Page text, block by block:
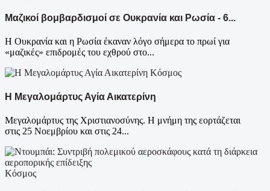
Μαζικοί βομβαρδισμοί σε Ουκρανία και Ρωσία - 6...
Η Ουκρανία και η Ρωσία έκαναν λόγο σήμερα το πρωί για
«μαζικές» επιδρομές του εχθρού στο...
Κόσμος
Η Μεγαλομάρτυς Αγία Αικατερίνη
Μεγαλομάρτυς της Χριστιανοσύνης. Η μνήμη της εορτάζεται
στις 25 Νοεμβρίου και στις 24...
Κόσμος